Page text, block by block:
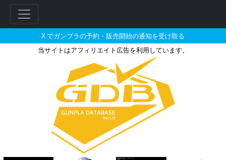
X でガンプラの予約・販売開始の通知を受け取る
当サイトはアフィリエイト広告を利用しています。
イエローサブマリンで販売・再